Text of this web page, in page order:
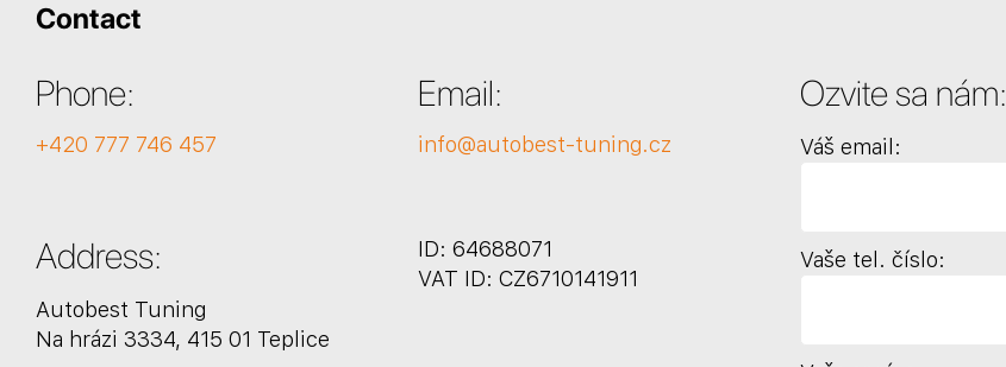
Contact
Phone:
+420 777 746 457
Email:
info@autobest-tuning.cz
Address:
Autobest Tuning
Na hrázi 3334, 415 01 Teplice
ID: 64688071
VAT ID: CZ6710141911
Ozvite sa nám:
Váš email:
Vaše tel. číslo: